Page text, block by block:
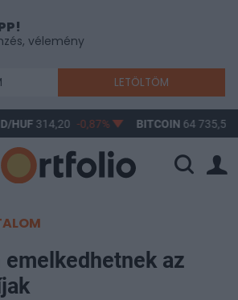
vélemény
LETÖLTÖM
HUF314,20 -0,87% BITCOIN64 735,55
emelkedhetnek az